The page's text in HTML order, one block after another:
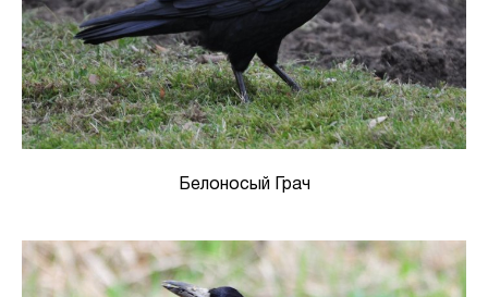
Белоносый Грач